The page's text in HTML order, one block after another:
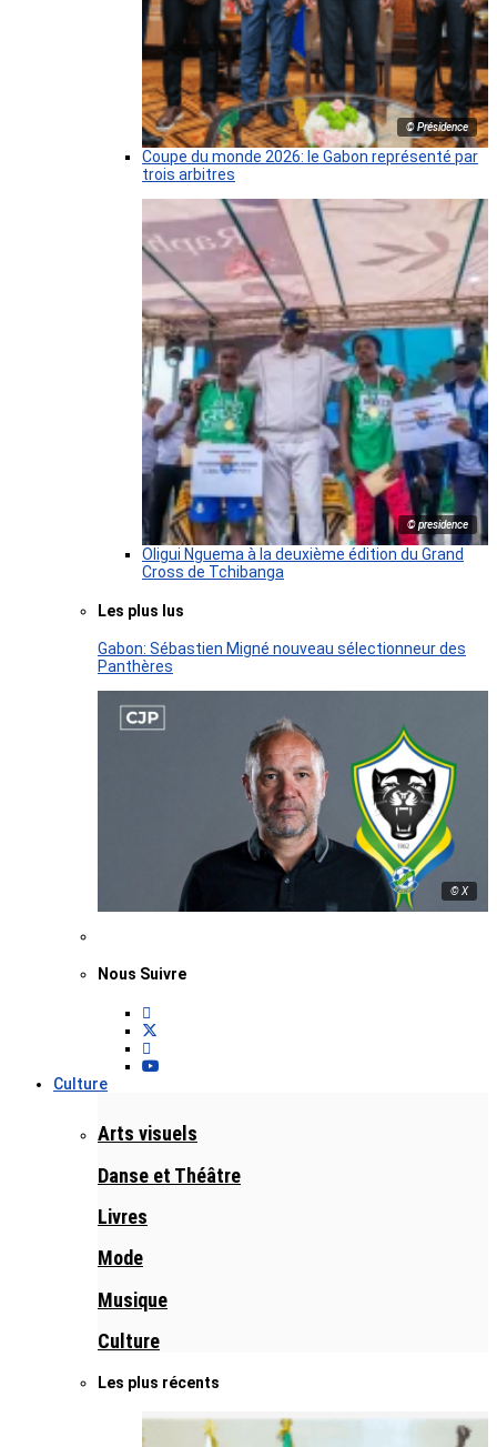
© Présidence
Coupe du monde 2026: le Gabon représenté par
trois arbitres
© presidence
Oligui Nguema à la deuxième édition du Grand
Cross de Tchibanga
Les plus lus
Gabon: Sébastien Migné nouveau sélectionneur des
Panthères
© X
Nous Suivre
Culture
Arts visuels
Danse et Théâtre
Livres
Mode
Musique
Culture
Les plus récents